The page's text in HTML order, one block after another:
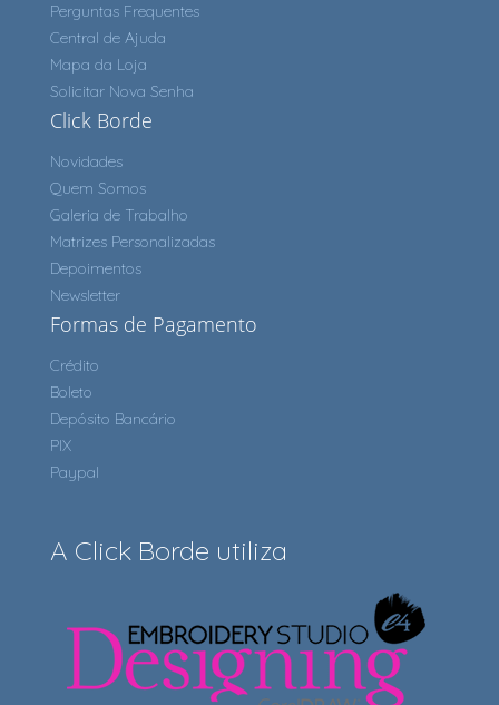
Perguntas Frequentes
Central de Ajuda
Mapa da Loja
Solicitar Nova Senha
Click Borde
Novidades
Quem Somos
Galeria de Trabalho
Matrizes Personalizadas
Depoimentos
Newsletter
Formas de Pagamento
Crédito
Boleto
Depósito Bancário
PIX
Paypal
A Click Borde utiliza